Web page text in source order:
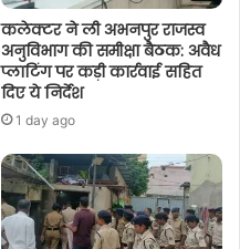
कलेक्टर ने ली अभनपुर राजस्व
अनुविभाग की समीक्षा बैठक: अवैध
प्लाटिंग पर कड़ी कार्रवाई सहित
दिए ये निर्देश
1 day ago